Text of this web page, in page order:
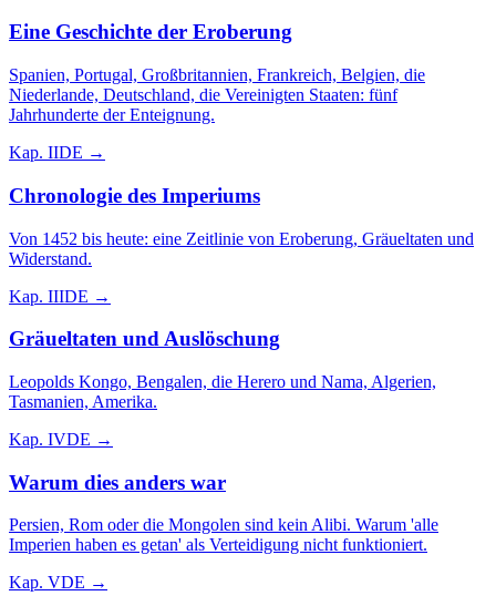
Eine Geschichte der Eroberung
Spanien, Portugal, Großbritannien, Frankreich, Belgien, die
Niederlande, Deutschland, die Vereinigten Staaten: fünf
Jahrhunderte der Enteignung.
Kap. IIDE →
Chronologie des Imperiums
Von 1452 bis heute: eine Zeitlinie von Eroberung, Gräueltaten und
Widerstand.
Kap. IIIDE →
Gräueltaten und Auslöschung
Leopolds Kongo, Bengalen, die Herero und Nama, Algerien,
Tasmanien, Amerika.
Kap. IVDE →
Warum dies anders war
Persien, Rom oder die Mongolen sind kein Alibi. Warum 'alle
Imperien haben es getan' als Verteidigung nicht funktioniert.
Kap. VDE →